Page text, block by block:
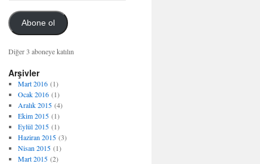
Abone ol
Diğer 3 aboneye katılın
Arşivler
Mart 2016(1)
Ocak 2016(1)
Aralık 2015(4)
Ekim 2015(1)
Eylül 2015(1)
Haziran 2015(3)
Nisan 2015(1)
Mart 2015(2)